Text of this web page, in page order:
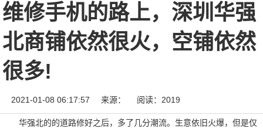
维修手机的路上，深圳华强
北商铺依然很火，空铺依然
很多!
2021-01-08 06:17:57 来源： 阅读：2019
华强北的的道路修好之后，多了几分潮流。生意依旧火爆，但是仅